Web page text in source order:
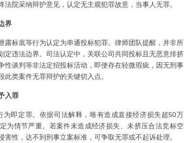
院采纳辩护意见，认定无主观犯罪故意，当事人无罪。
界
标底等行为认定为串通投标犯罪。律师团队提醒，并非所
定违法边界。司法认定中，关联公司共同投标且无恶意排挤
性谈判等非法定招投标活动，即便存在轻微瑕疵，因无刑事
类案件无罪辩护的关键切入点。
入罪
即定罪。依据司法解释，唯有造成直接经济损失超50万
为情节严重。若案件未造成经济损失、未挤压合法竞标空
性，达不到刑事立案标准，可争取无罪或不起诉处理。